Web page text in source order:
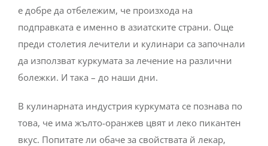
е добре да отбележим, че произхода на
подправката е именно в азиатските страни. Още
преди столетия лечители и кулинари са започнали
да използват куркумата за лечение на различни
болежки. И така – до наши дни.
В кулинарната индустрия куркумата се познава по
това, че има жълто-оранжев цвят и леко пикантен
вкус. Попитате ли обаче за свойствата й лекар,